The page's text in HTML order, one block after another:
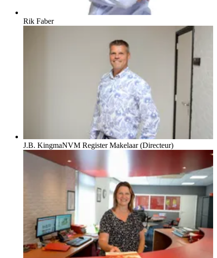
Rik Faber
J.B. KingmaNVM Register Makelaar (Directeur)